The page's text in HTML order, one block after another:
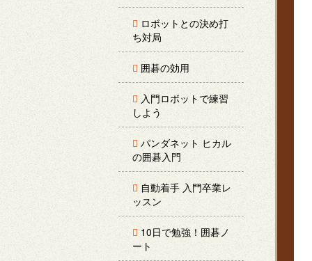
ロボットとの決め打
ち対局
囲碁の効用
入門ロボットで練習
しよう
パンダネット ヒカル
の囲碁入門
自動着手 入門卒業レ
ッスン
10日で勉強！囲碁ノ
ート